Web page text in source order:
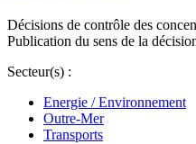
Décisions de contrôle des
Publication du sens de la
Secteur(s) :
Energie / Environnement
Outre-Mer
Transports